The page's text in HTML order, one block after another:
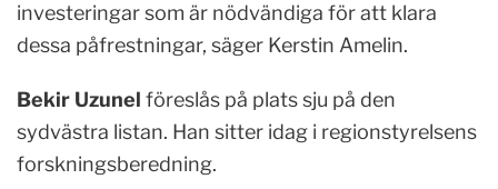
investeringar som är nödvändiga för att klara
dessa påfrestningar, säger Kerstin Amelin.
Bekir Uzunel föreslås på plats sju på den
sydvästra listan. Han sitter idag i regionstyrelsens
forskningsberedning.